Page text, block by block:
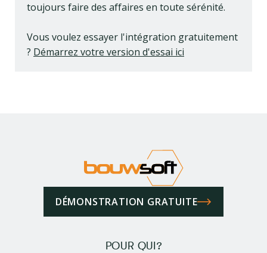
toujours faire des affaires en toute sérénité.
Vous voulez essayer l'intégration gratuitement
? Démarrez votre version d'essai ici
DÉMONSTRATION GRATUITE
POUR QUI?